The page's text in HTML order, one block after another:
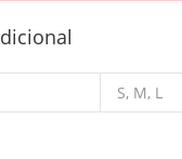
S, M, L